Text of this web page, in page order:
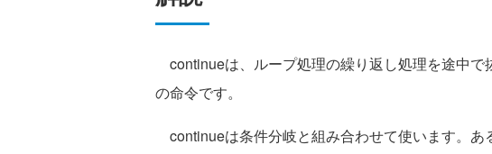
continueは、ループ処理の繰り返し処理を途中で
の命令です。
continueは条件分岐と組み合わせて使います。